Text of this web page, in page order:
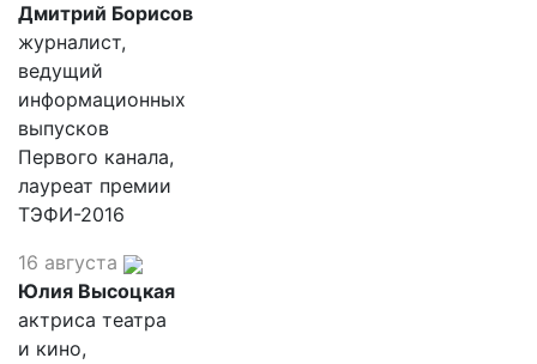
Дмитрий Борисов
журналист,
ведущий
информационных
выпусков
Первого канала,
лауреат премии
ТЭФИ-2016
16 августа
Юлия Высоцкая
актриса театра
и кино,